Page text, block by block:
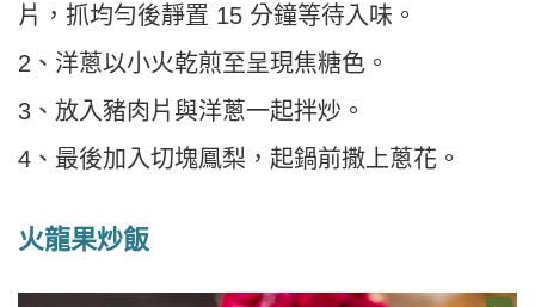
片，抓均勻後靜置 15 分鐘等待入味。
2、洋蔥以小火乾煎至呈現焦糖色。
3、放入豬肉片與洋蔥一起拌炒。
4、最後加入切塊鳳梨，起鍋前撒上蔥花。
火龍果炒飯